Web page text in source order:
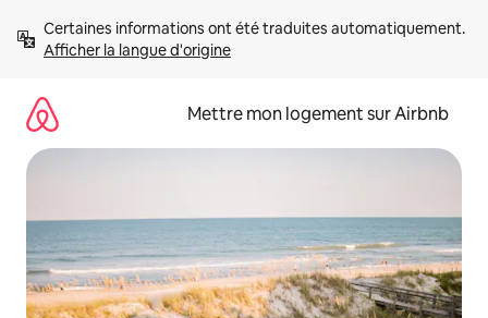
directement
Afficher la langue d'origine
Mettre mon logement sur Airbnb